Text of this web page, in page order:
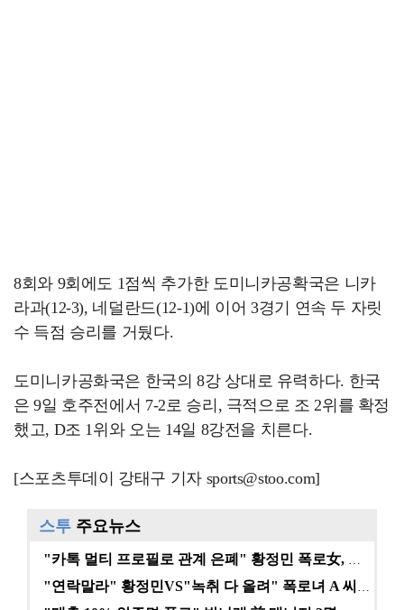
8회와 9회에도 1점씩 추가한 도미니카공확국은 니카
라과(12-3), 네덜란드(12-1)에 이어 3경기 연속 두 자릿
수 득점 승리를 거뒀다.
도미니카공화국은 한국의 8강 상대로 유력하다. 한국
은 9일 호주전에서 7-2로 승리, 극적으로 조 2위를 확정
했고, D조 1위와 오는 14일 8강전을 치른다.
[스포츠투데이 강태구 기자 sports@stoo.com]
스투 주요뉴스
"카톡 멀티 프로필로 관계 은폐" 황정민 폭로女, 문자…
"연락말라" 황정민VS"녹취 다 올려" 폭로녀 A 씨,…